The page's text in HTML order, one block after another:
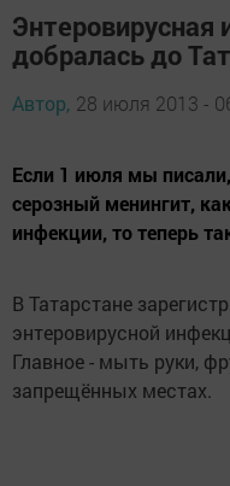
Энтеровирусная
добралась до
Автор, 28 июля 2013 -
Если 1 июля мы
серозный менингит,
инфекции, то теперь
В Татарстане
энтеровирусной
Главное - мыть руки,
запрещённых местах.